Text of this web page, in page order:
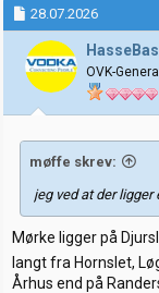
28.07.2026
OVK-
møffe skrev:
jeg ved at der ligger
Mørke ligger på
langt fra Hornslet,
Århus end på